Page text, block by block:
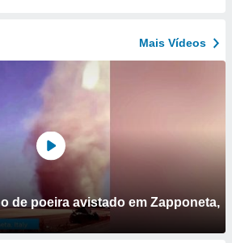
Mais Vídeos
de poeira avistado em Zapponeta,